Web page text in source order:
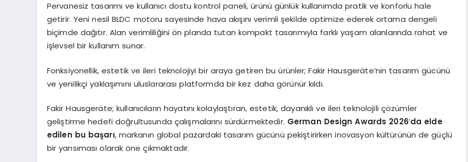
Pervanesiz tasarımı ve kullanıcı dostu kontrol paneli, ürünü günlük kullanımda pratik ve konforlu hale
getirir. Yeni nesil BLDC motoru sayesinde hava akışını verimli şekilde optimize ederek ortama dengeli
biçimde dağıtır. Alan verimliliğini ön planda tutan kompakt tasarımıyla farklı yaşam alanlarında rahat ve
işlevsel bir kullanım sunar.
Fonksiyonellik, estetik ve ileri teknolojiyi bir araya getiren bu ürünler; Fakir Hausgeräte’nin tasarım gücünü
ve yenilikçi yaklaşımını uluslararası platformda bir kez daha görünür kıldı.
Fakir Hausgeräte; kullanıcıların hayatını kolaylaştıran, estetik, dayanıklı ve ileri teknolojili çözümler
geliştirme hedefi doğrultusunda çalışmalarını sürdürmektedir. German Design Awards 2026’da elde
edilen bu başarı, markanın global pazardaki tasarım gücünü pekiştirirken inovasyon kültürünün de güçlü
bir yansıması olarak öne çıkmaktadır.